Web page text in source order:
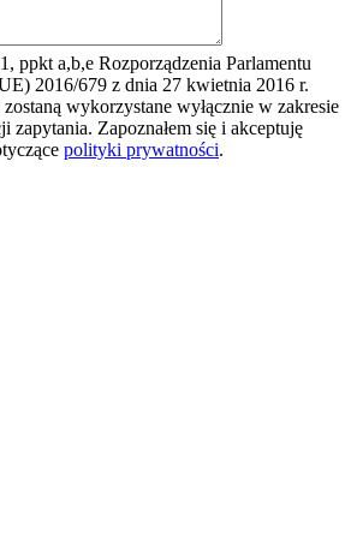
ppkt a,b,e Rozporządzenia Parlamentu
2016/679 z dnia 27 kwietnia 2016 r.
wykorzystane wyłącznie w zakresie
zapytania. Zapoznałem się i akceptuję
polityki prywatności.